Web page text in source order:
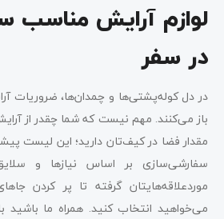
لوازم آرایش مناسب
در سفر
در دل کوله‌پشتی‌ها و چمدان‌ها، ضروریات
باز می‌کنند. مهم نیست که شما چقدر از
مقدار فضا در کیف‌تان دارید؛ این لیست
سفارشی‌سازی بر اساس نیازها و
موردعلاقه‌هایتان گرفته تا پر کردن
می‌خواهید انتخاب کنید. همراه ما باشید